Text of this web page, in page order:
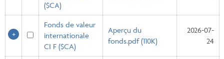
($CA)
Fonds de valeur
internationale
CI F ($CA)
Aperçu du
fonds.pdf (110K)
2026-07-
24